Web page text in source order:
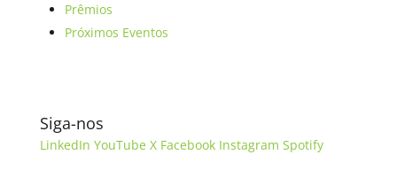
Prêmios
Próximos Eventos
Siga-nos
LinkedIn YouTube X Facebook Instagram Spotify